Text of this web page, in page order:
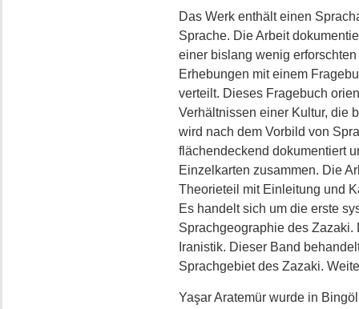
Das Werk enthält einen
Sprache. Die Arbeit
einer bislang wenig
Erhebungen mit einem
verteilt. Dieses Fragebuch
Verhältnissen einer Kultur, die
wird nach dem Vorbild von
flächendeckend dokumentiert
Einzelkarten zusammen. Die
Theorieteil mit Einleitung und
Es handelt sich um die erste
Sprachgeographie des Zazaki.
Iranistik. Dieser Band
Sprachgebiet des Zazaki.
Yaşar Aratemür wurde in